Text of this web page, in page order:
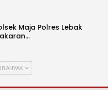
Maja Polres Lebak
BANYAK